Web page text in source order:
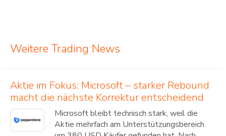
Weitere Trading News
Aktie im Fokus: Microsoft – starker Rebound
macht die nächste Korrektur entscheidend
Microsoft bleibt technisch stark, weil die
Aktie mehrfach am Unterstützungsbereich